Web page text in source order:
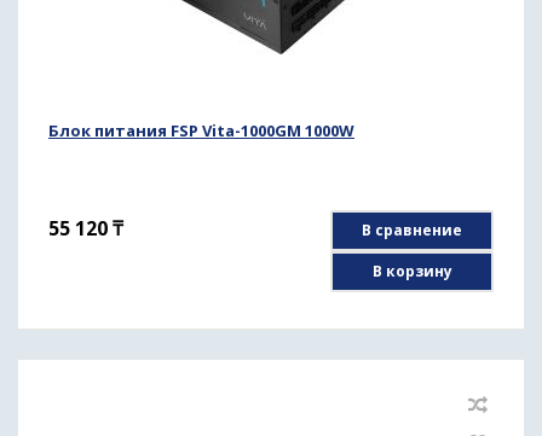
Блок питания FSP Vita-1000GM 1000W
55 120₸
В сравнение
В корзину